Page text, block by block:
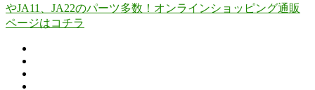
やJA11、JA22のパーツ多数！オンラインショッピング通販
ページはコチラ